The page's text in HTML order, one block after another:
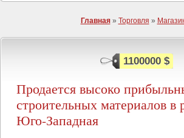
Главная» Торговля »
1100000 $
Продается высоко
строительных материалов в
Юго-Западная